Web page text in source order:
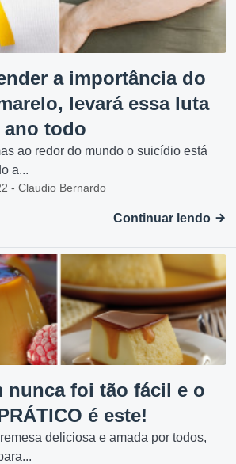
a importância do
levará essa luta
todo
ao redor do mundo o suicídio está
a...
- Claudio Bernardo
Continuar lendo
nunca foi tão fácil e o
é este!
deliciosa e amada por todos,